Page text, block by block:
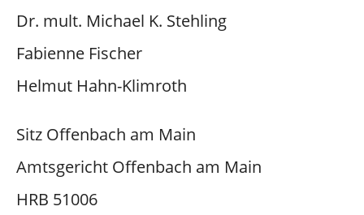
Dr. mult. Michael K. Stehling
Fabienne Fischer
Helmut Hahn-Klimroth
Sitz Offenbach am Main
Amtsgericht Offenbach am Main
HRB 51006